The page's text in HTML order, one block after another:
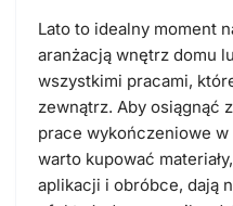
Lato to idealny moment
aranżacją wnętrz domu
wszystkimi pracami,
zewnątrz. Aby osiągnąć
prace wykończeniowe
warto kupować
aplikacji i obróbce, dają